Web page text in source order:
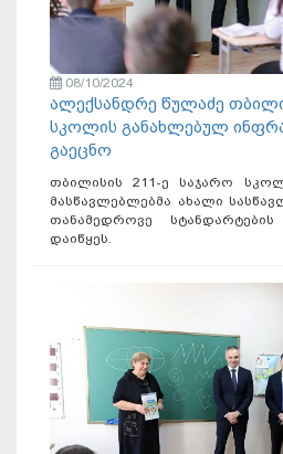
08/10/2024
ალექსანდრე წულაძე
სკოლის განახლებულ
გაეცნო
თბილისის 211-ე საჯარო
მასწავლებლებმა ახალი
თანამედროვე სტანდარტების
დაიწყეს.